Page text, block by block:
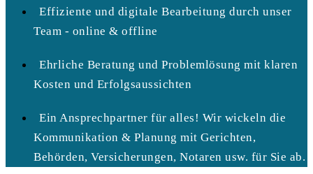
Effiziente und digitale Bearbeitung durch unser
Team - online & offline
Ehrliche Beratung und Problemlösung mit klaren
Kosten und Erfolgsaussichten
Ein Ansprechpartner für alles! Wir wickeln die
Kommunikation & Planung mit Gerichten,
Behörden, Versicherungen, Notaren usw. für Sie ab.